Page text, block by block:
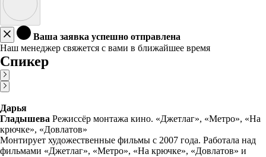
Ваша заявка успешно отправлена
Наш менеджер свяжется с вами в ближайшее время
Спикер
Дарья
Гладышева Режиссёр монтажа кино. «Джетлаг», «Метро», «На
крючке», «Довлатов»
Монтирует художественные фильмы с 2007 года. Работала над
фильмами «Джетлаг», «Метро», «На крючке», «Довлатов» и